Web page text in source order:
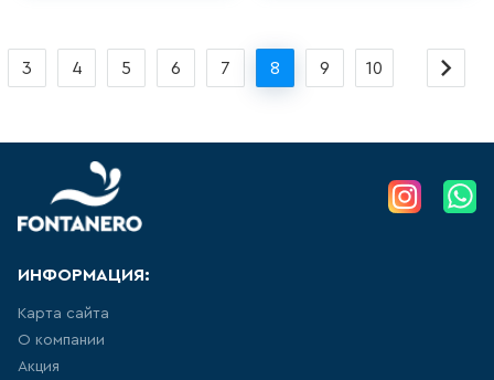
СИСТЕМОЙ ИНСТАЛЛЯЦИИ
товаров
3 4 5 6 7 8 9 10
ИНФОРМАЦИЯ:
Карта сайта
О компании
Акция